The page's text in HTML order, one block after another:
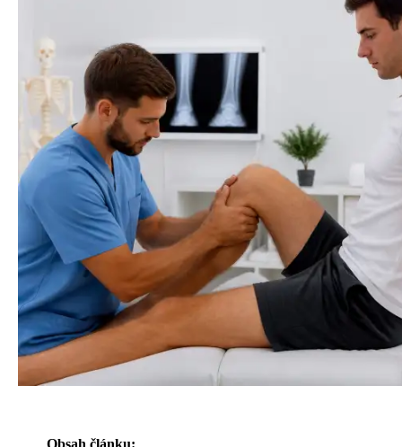
Obsah článku: